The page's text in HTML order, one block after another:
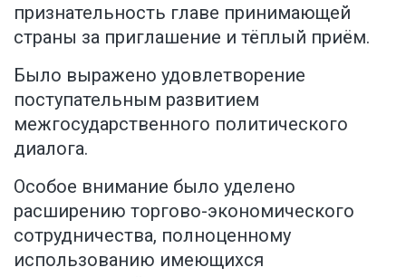
признательность главе принимающей
страны за приглашение и тёплый приём.
Было выражено удовлетворение
поступательным развитием
межгосударственного политического
диалога.
Особое внимание было уделено
расширению торгово-экономического
сотрудничества, полноценному
использованию имеющихся